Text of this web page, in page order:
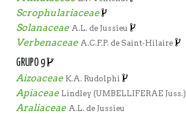
Scrophulariaceae
Solanaceae A.L. de Jussieu
Verbenaceae A.C.F.P. de Saint-Hilaire
GRUPO 9
Aizoaceae K.A. Rudolphi
Apiaceae Lindley (UMBELLIFERAE Juss.)
Araliaceae A.L. de Jussieu